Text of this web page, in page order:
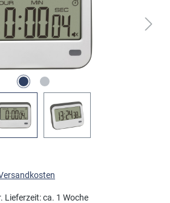
Lieferzeit: ca. 1 Woche